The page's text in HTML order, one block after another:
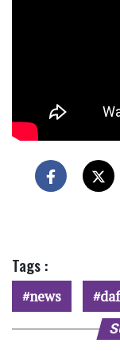
Tags :
news